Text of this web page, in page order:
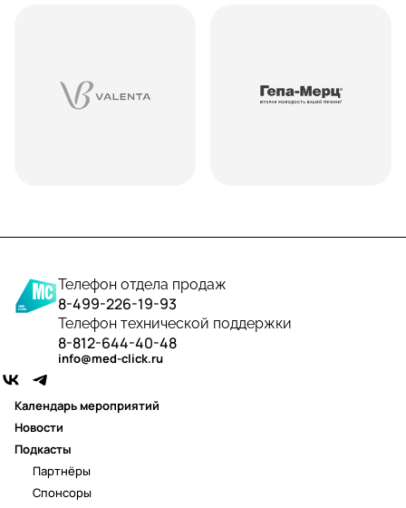
Телефон отдела продаж
8-499-226-19-93
Телефон технической поддержки
8-812-644-40-48
info@med-click.ru
Календарь мероприятий
Новости
Подкасты
Партнёры
Спонсоры